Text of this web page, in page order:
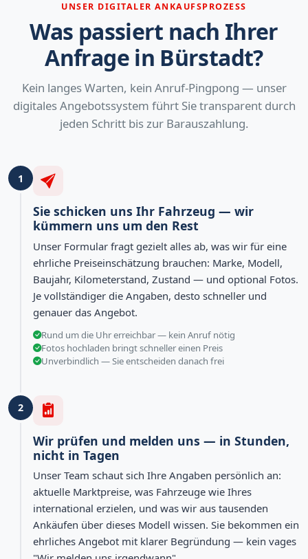
UNSER DIGITALER ANKAUFSPROZESS
Was passiert nach Ihrer
Anfrage in Bürstadt?
Kein langes Warten, kein Anruf-Pingpong — unser
digitales Angebotssystem führt Sie transparent durch
jeden Schritt bis zur Barauszahlung.
1
Sie schicken uns Ihr Fahrzeug — wir
kümmern uns um den Rest
Unser Formular fragt gezielt alles ab, was wir für eine
ehrliche Preiseinschätzung brauchen: Marke, Modell,
Baujahr, Kilometerstand, Zustand — und optional Fotos.
Je vollständiger die Angaben, desto schneller und
genauer das Angebot.
Rund um die Uhr erreichbar — kein Anruf nötig
Fotos hochladen bringt schneller einen Preis
Unverbindlich — Sie entscheiden danach frei
2
Wir prüfen und melden uns — in Stunden,
nicht in Tagen
Unser Team schaut sich Ihre Angaben persönlich an:
aktuelle Marktpreise, was Fahrzeuge wie Ihres
international erzielen, und was wir aus tausenden
Ankäufen über dieses Modell wissen. Sie bekommen ein
ehrliches Angebot mit klarer Begründung — kein vages